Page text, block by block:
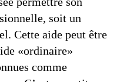
soit un
Cette aide peut être
«ordinaire»
comme